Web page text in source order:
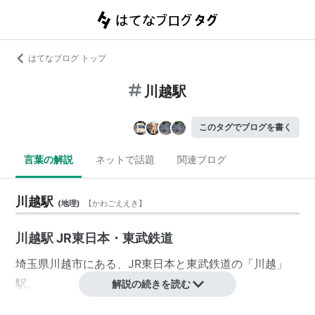
はてなブログ トップ
川越駅
このタグでブログを書く
言葉の解説 ネットで話題 関連ブログ
川越駅 (地理) 【かわごええき 】
川越駅 JR東日本・東武鉄道
埼玉県川越市にある、JR東日本 と東武鉄道の「川越 」
駅。
解説の続きを読む